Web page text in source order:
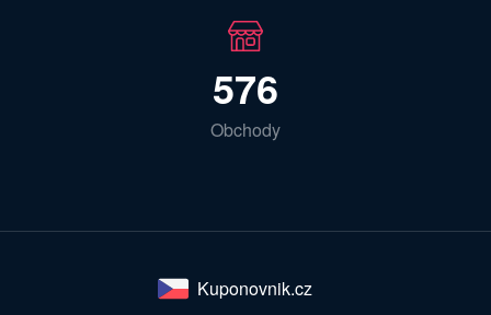
576
Obchody
Kuponovnik.cz